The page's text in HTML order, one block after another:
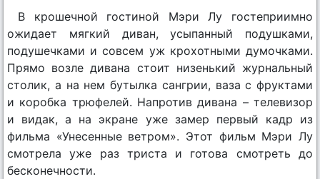
В крошечной гостиной Мэри Лу гостеприимно
ожидает мягкий диван, усыпанный подушками,
подушечками и совсем уж крохотными думочками.
Прямо возле дивана стоит низенький журнальный
столик, а на нем бутылка сангрии, ваза с фруктами
и коробка трюфелей. Напротив дивана – телевизор
и видак, а на экране уже замер первый кадр из
фильма «Унесенные ветром». Этот фильм Мэри Лу
смотрела уже раз триста и готова смотреть до
бесконечности.